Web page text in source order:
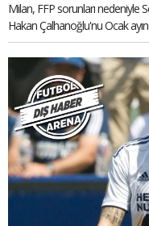
Milan, FFP sorunları nedeniyle
Hakan Çalhanoğlu'nu Ocak